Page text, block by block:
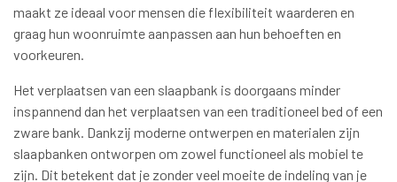
maakt ze ideaal voor mensen die flexibiliteit waarderen en
graag hun woonruimte aanpassen aan hun behoeften en
voorkeuren.
Het verplaatsen van een slaapbank is doorgaans minder
inspannend dan het verplaatsen van een traditioneel bed of een
zware bank. Dankzij moderne ontwerpen en materialen zijn
slaapbanken ontworpen om zowel functioneel als mobiel te
zijn. Dit betekent dat je zonder veel moeite de indeling van je